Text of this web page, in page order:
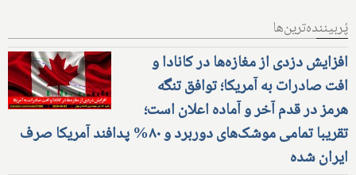
پُربیننده‌ترین‌ها
افزایش دزدی از مغازه‌ها در کانادا و
افت صادرات به آمریکا؛ توافق تنگه
هرمز در قدم آخر و آماده اعلان است؛
تقریبا تمامی موشک‌های دوربرد و ۸۰% پدافند آمریکا صرف
ایران شده